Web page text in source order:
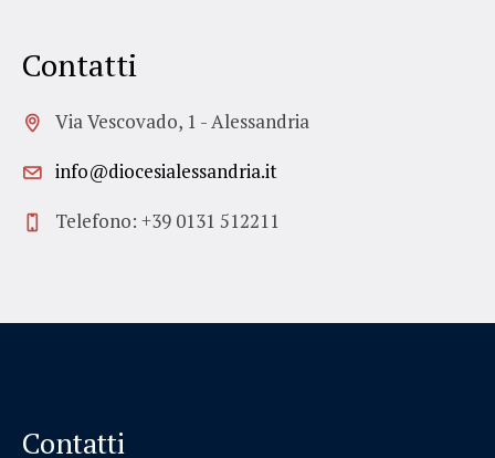
Contatti
Via Vescovado, 1 - Alessandria
info@diocesialessandria.it
Telefono: +39 0131 512211
Contatti